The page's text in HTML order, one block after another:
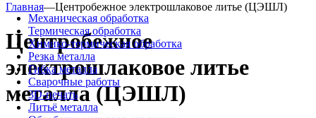
Механическая обработка
Термическая обработка
Химико-термическая обработка
Резка металла
Гибка металла
Сварочные работы
3D-печать
Литьё металла
Главная—Центробежное электрошлаковое литье (ЦЭШЛ)
Центробежное
электрошлаковое литье
металла (ЦЭШЛ)